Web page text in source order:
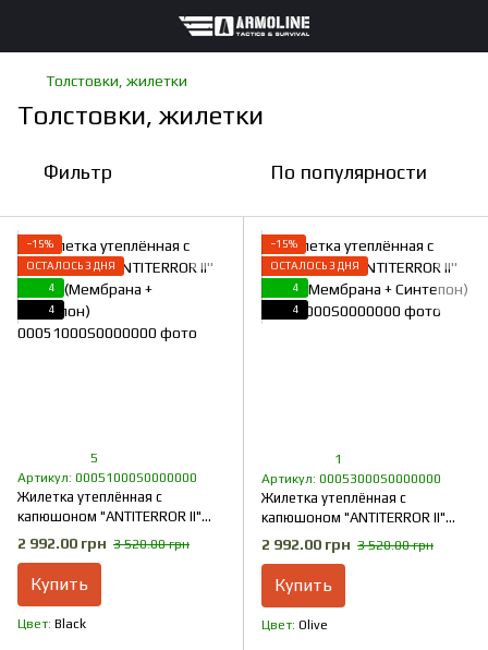
Толстовки, жилетки
Толстовки, жилетки
Фильтр По популярности
−15%
ОСТАЛОСЬ 3 ДНЯ
4
4
5
Артикул: 00051000S0000000
Жилетка утеплённая с
капюшоном "ANTITERROR II"
BLACK (Мембрана + Синтепон)
2 992.00 грн 3 520.00 грн
Купить
Цвет Black
−15%
ОСТАЛОСЬ 3 ДНЯ
4
4
1
Артикул: 00053000S0000000
Жилетка утеплённая с
капюшоном "ANTITERROR II"
OLIVE (Мембрана + Синтепон)
2 992.00 грн 3 520.00 грн
Купить
Цвет Olive